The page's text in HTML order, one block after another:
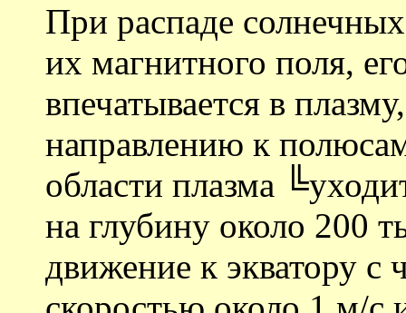
При распаде
их магнитного поля,
впечатывается в
направлению к
области плазма
на глубину около 200
движение к экватору с